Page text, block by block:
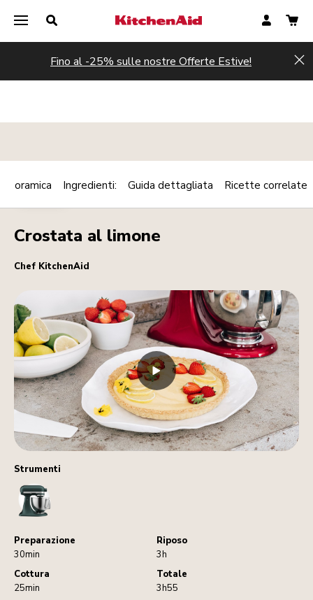
Fino al -25% sulle nostre Offerte Estive!
Strumenti
StandMixer
Preparazione
30min
Riposo
3h
Cottura
25min
Totale
3h55
DESSERT Print
Crostata al limone
Chef KitchenAid
Ingredienti: Guida dettagliata Ricette correlate